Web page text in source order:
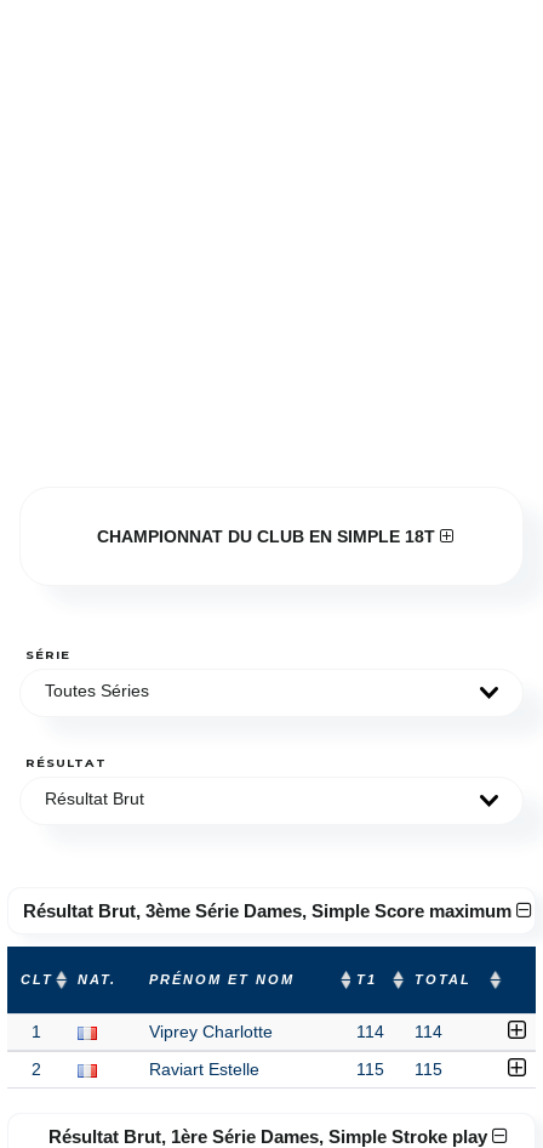
CHAMPIONNAT DU CLUB EN SIMPLE 18T
SÉRIE
Toutes Séries
RÉSULTAT
Résultat Brut
Résultat Brut, 3ème Série Dames, Simple Score maximum
CLT NAT. PRÉNOM ET NOM T1 TOTAL
1 Viprey Charlotte 114 114
2 Raviart Estelle 115 115
Résultat Brut, 1ère Série Dames, Simple Stroke play